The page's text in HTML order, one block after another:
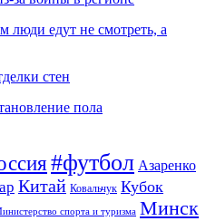
люди едут не смотреть, а
стен
пола
#футбол Азаренко
Китай Ковальчук Кубок
спорта и туризма Минск